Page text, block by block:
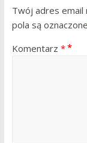
Twój adres email
pola są oznaczone
Komentarz *